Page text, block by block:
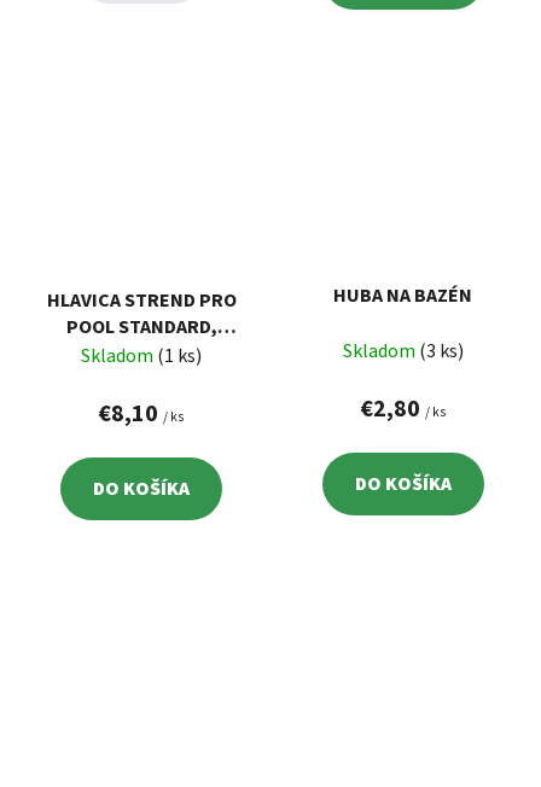
HLAVICA STREND PRO
POOL STANDARD,
VYSÁVACIA, 29X13,5 CM
Skladom (1 ks)
€8,10 / ks
DO KOŠÍKA
HUBA NA BAZÉN
Skladom (3 ks)
€2,80 / ks
DO KOŠÍKA